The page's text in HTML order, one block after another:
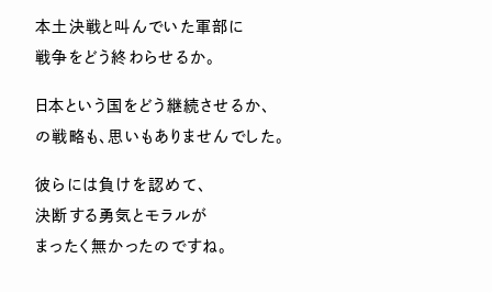
本土決戦と叫んでいた軍部に
戦争をどう終わらせるか。
日本という国をどう継続させるか、
の戦略も、思いもありませんでした。
彼らには負けを認めて、
決断する勇気とモラルが
まったく無かったのですね。